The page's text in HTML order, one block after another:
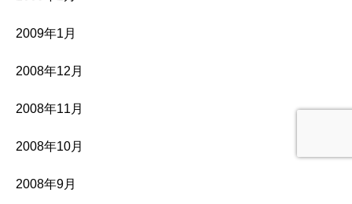
2009年1月
2008年12月
2008年11月
2008年10月
2008年9月